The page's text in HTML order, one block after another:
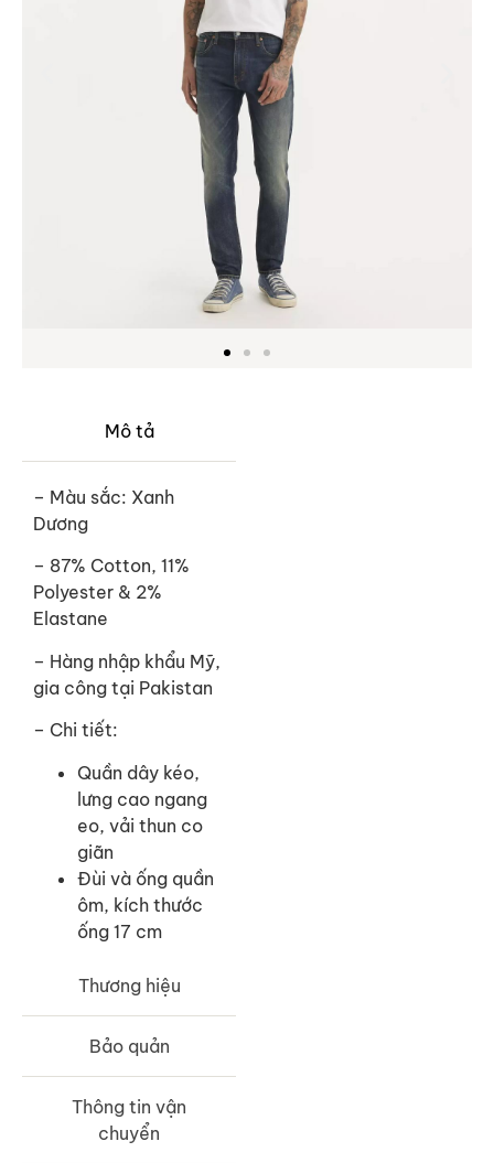
Mô tả
Thương hiệu
Bảo quản
Thông tin vận
chuyển
– Màu sắc: Xanh
Dương
– 87% Cotton, 11%
Polyester & 2%
Elastane
– Hàng nhập khẩu Mỹ,
gia công tại Pakistan
– Chi tiết:
Quần dây kéo,
lưng cao ngang
eo, vải thun co
giãn
Đùi và ống quần
ôm, kích thước
ống 17 cm